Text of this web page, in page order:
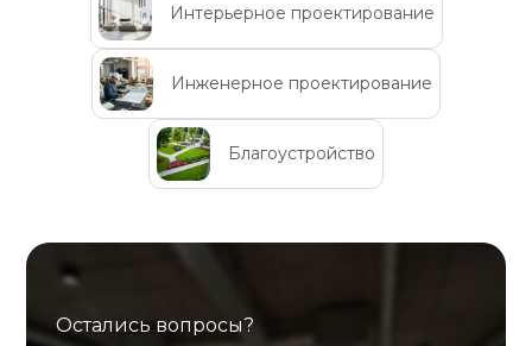
Интерьерное проектирование
Инженерное проектирование
Благоустройство
Остались вопросы?